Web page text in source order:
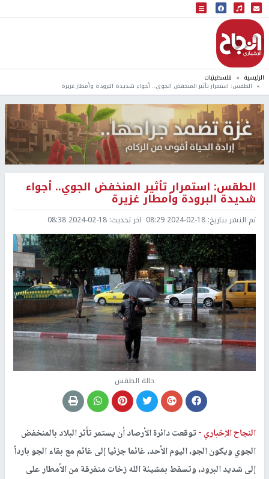
البث المباشر
إذاعة النجاح
الرئيسية فلسطينيات
الطقس: استمرار تأثير المنخفض الجوي.. أجواء شديدة البرودة وأمطار غزيرة
الطقس: استمرار تأثير المنخفض الجوي.. أجواء
شديدة البرودة وأمطار غزيرة
تم النشر بتاريخ: 2024-02-18 08:29 اخر تحديث: 2024-02-18 08:38
حالة الطقس
النجاح الإخباري -توقعت دائرة الأرصاد أن يستمر تأثر البلاد بالمنخفض
الجوي ويكون الجو، اليوم الأحد، غائما جزئيا إلى غائم مع بقاء الجو بارداً
إلى شديد البرود، وتسقط بمشيئة الله زخات متفرقة من الأمطار على